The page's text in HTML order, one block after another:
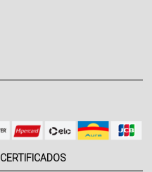
CERTIFICADOS